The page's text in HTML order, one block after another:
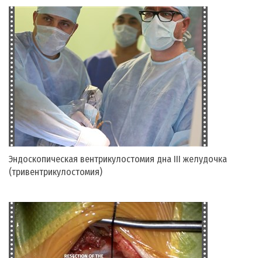
Эндоскопическая вентрикулостомия дна III желудочка
(тривентрикулостомия)